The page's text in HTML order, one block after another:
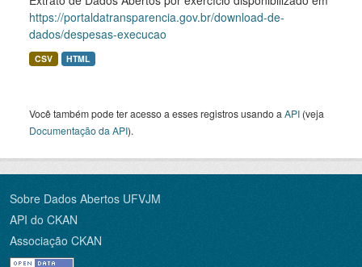
https://portaldatransparencia.gov.br/download-de-
dados/despesas-execucao
CSV HTML
Você também pode ter acesso a esses registros usando a API (veja
Documentação da API).
Sobre Dados Abertos UFVJM
API do CKAN
Associação CKAN